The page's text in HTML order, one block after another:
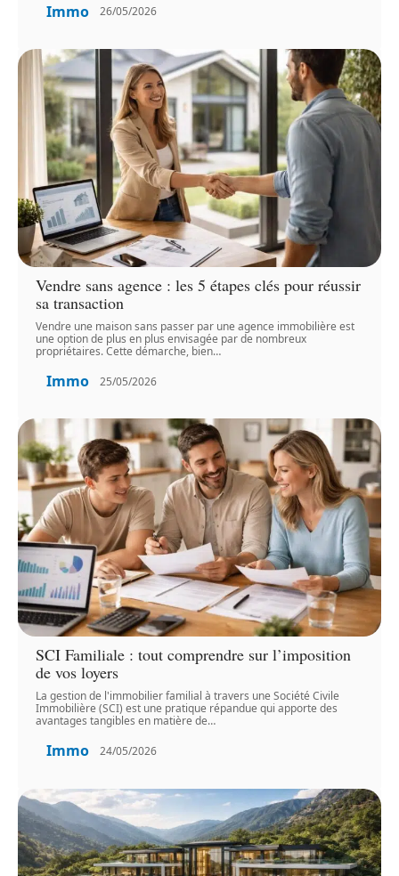
Immo 26/05/2026
Vendre sans agence : les 5 étapes clés pour réussir
sa transaction
Vendre une maison sans passer par une agence immobilière est
une option de plus en plus envisagée par de nombreux
propriétaires. Cette démarche, bien…
Immo 25/05/2026
SCI Familiale : tout comprendre sur l’imposition
de vos loyers
La gestion de l'immobilier familial à travers une Société Civile
Immobilière (SCI) est une pratique répandue qui apporte des
avantages tangibles en matière de…
Immo 24/05/2026